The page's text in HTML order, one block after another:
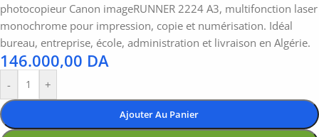
photocopieur Canon imageRUNNER 2224 A3, multifonction laser
monochrome pour impression, copie et numérisation. Idéal
bureau, entreprise, école, administration et livraison en Algérie.
146.000,00 DA
- +
Ajouter Au Panier